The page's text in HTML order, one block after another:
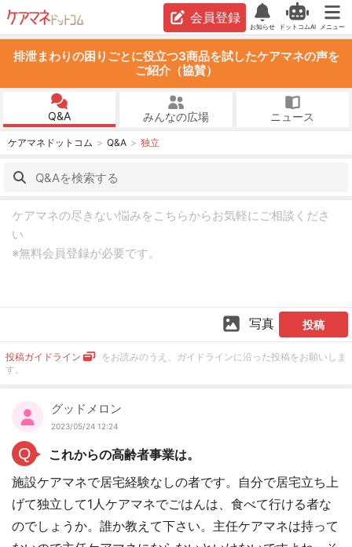
会員登録
お知らせ ドットコムAI メニュー
排泄まわりの困りごとに役立つ3商品を試したケアマネの声を
ご紹介（協賛）
Q&A みんなの広場 ニュース
ケアマネドットコム Q&A 独立
写真 投稿
投稿ガイドライン
をお読みのうえ、ガイドラインに沿った投稿をお願いしま
す。
グッドメロン
2023/05/24 12:24
Q
これからの高齢者事業は。
施設ケアマネで居宅経験なしの者です。自分で居宅立ち上
げて独立して1人ケアマネでごはんは、食べて行ける者な
のでしょうか。誰か教えて下さい。主任ケアマネは持って